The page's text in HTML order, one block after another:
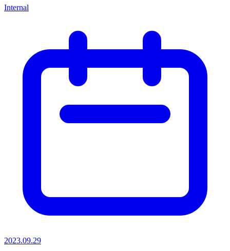
Internal
2023.09.29